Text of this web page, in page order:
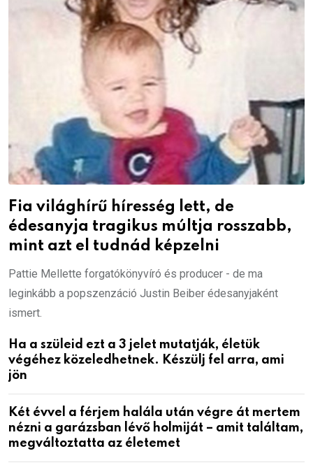
Fia világhírű híresség lett, de
édesanyja tragikus múltja rosszabb,
mint azt el tudnád képzelni
Pattie Mellette forgatókönyvíró és producer - de ma
leginkább a popszenzáció Justin Beiber édesanyjaként
ismert.
Ha a szüleid ezt a 3 jelet mutatják, életük
végéhez közeledhetnek. Készülj fel arra, ami
jön
Két évvel a férjem halála után végre át mertem
nézni a garázsban lévő holmiját – amit találtam,
megváltoztatta az életemet